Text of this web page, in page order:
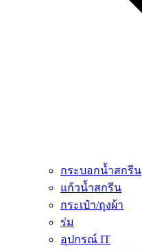
กระบอกน้ำสกรีน
แก้วน้ำสกรีน
กระเป๋า/ถุงผ้า
ร่ม
อุปกรณ์ IT